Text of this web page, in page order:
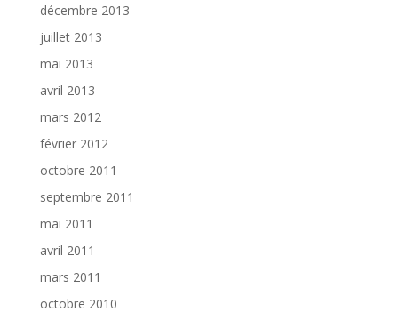
décembre 2013
juillet 2013
mai 2013
avril 2013
mars 2012
février 2012
octobre 2011
septembre 2011
mai 2011
avril 2011
mars 2011
octobre 2010